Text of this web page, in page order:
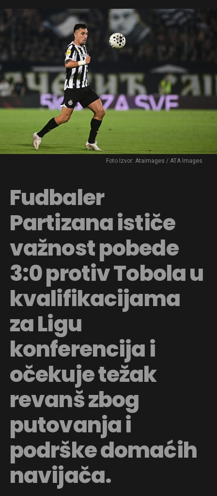
Foto Izvor: Ataimages / ATA Images
Fudbaler
Partizana ističe
važnost pobede
3:0 protiv Tobola u
kvalifikacijama
za Ligu
konferencija i
očekuje težak
revanš zbog
putovanja i
podrške domaćih
navijača.